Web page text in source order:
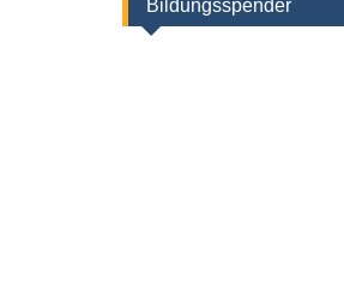
Bildungsspender